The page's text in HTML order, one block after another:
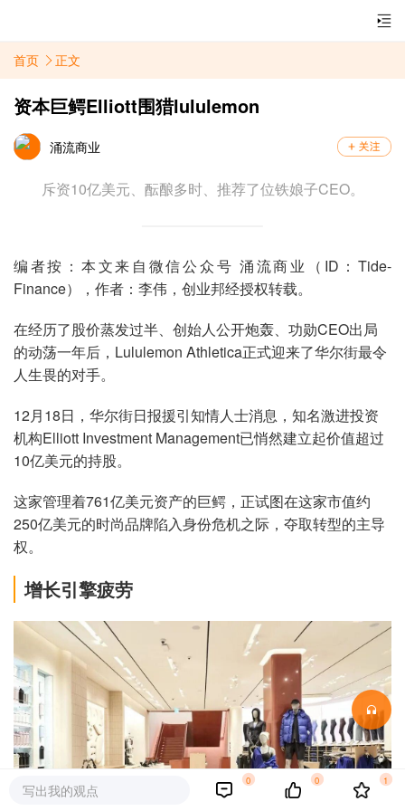
首页 正文
资本巨鳄Elliott围猎lululemon
涌流商业
斥资10亿美元、酝酿多时、推荐了位铁娘子CEO。
编者按：本文来自微信公众号 涌流商业（ID：Tide-
Finance），作者：李伟，创业邦经授权转载。
在经历了股价蒸发过半、创始人公开炮轰、功勋CEO出局
的动荡一年后，Lululemon Athletica正式迎来了华尔街最令
人生畏的对手。
12月18日，华尔街日报援引知情人士消息，知名激进投资
机构Elliott Investment Management已悄然建立起价值超过
10亿美元的持股。
这家管理着761亿美元资产的巨鳄，正试图在这家市值约
250亿美元的时尚品牌陷入身份危机之际，夺取转型的主导
权。
增长引擎疲劳
写出我的观点
0 0 1